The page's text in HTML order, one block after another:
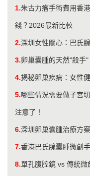
1.朱古力瘤手術費用香
錢？2026最新比較
2.深圳女性關心：巴氏
3.卵巢囊腫的天然"殺手
4.揭秘卵巢疾病：女性
5.哪些情況需要做子宮
注意了！
6.深圳卵巢囊腫治療方
7.香港巴氏腺囊腫微創
8.單孔腹腔鏡 vs 傳統